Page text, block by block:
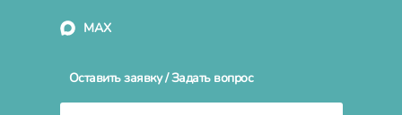
MAX
Оставить заявку / Задать вопрос